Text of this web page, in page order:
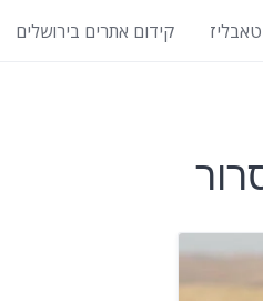
קידום אתרים בירושלים